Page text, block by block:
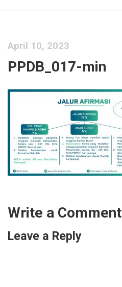
April 10, 2023
PPDB_017-min
Write a Comment
Leave a Reply